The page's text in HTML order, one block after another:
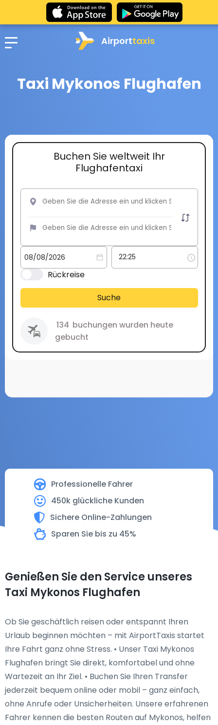
Airporttaxis
Taxi Mykonos Flughafen
Professionelle Fahrer
450k glückliche Kunden
Sichere Online-Zahlungen
Sparen Sie bis zu 45%
Buchen Sie weltweit Ihr
Flughafentaxi
Rückreise
Suche
134 buchungen wurden heute
gebucht
Genießen Sie den Service unseres
Taxi Mykonos Flughafen
Ob Sie geschäftlich reisen oder entspannt Ihren
Urlaub beginnen möchten – mit AirportTaxis startet
Ihre Fahrt ganz ohne Stress. • Unser Taxi Mykonos
Flughafen bringt Sie direkt, komfortabel und ohne
Wartezeit an Ihr Ziel. • Buchen Sie Ihren Transfer
jederzeit bequem online oder mobil – ganz einfach,
ohne Anrufe oder Unsicherheiten. Unsere erfahrenen
Fahrer kennen die besten Routen auf Mykonos, helfen